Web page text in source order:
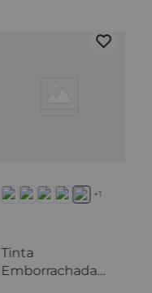
+1
Tinta
Emborrachada